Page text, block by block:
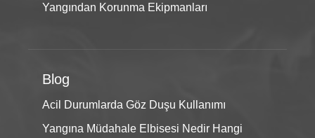
Yangından Korunma Ekipmanları
Blog
Acil Durumlarda Göz Duşu Kullanımı
Yangına Müdahale Elbisesi Nedir Hangi